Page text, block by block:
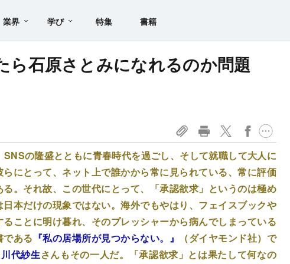
業界 学び 特集 書籍
ら石原さとみになれるのか問題
の隆盛とともに青春時代を過ごし、そして就職して大人に
にとって、ネット上で誰かから常に見られている、常に評価
。それ故、この世代にとって、「承認欲求」というのは極め
本だけの現象ではない。海外でもやはり、フェイスブックや
ことに明け暮れ、そのプレッシャーから病んでしまっている
ある 『私の居場所が見つからない。』
（ダイヤモンド社）で
川代紗生さんもその一人だ。「承認欲求」とは果たして何なの